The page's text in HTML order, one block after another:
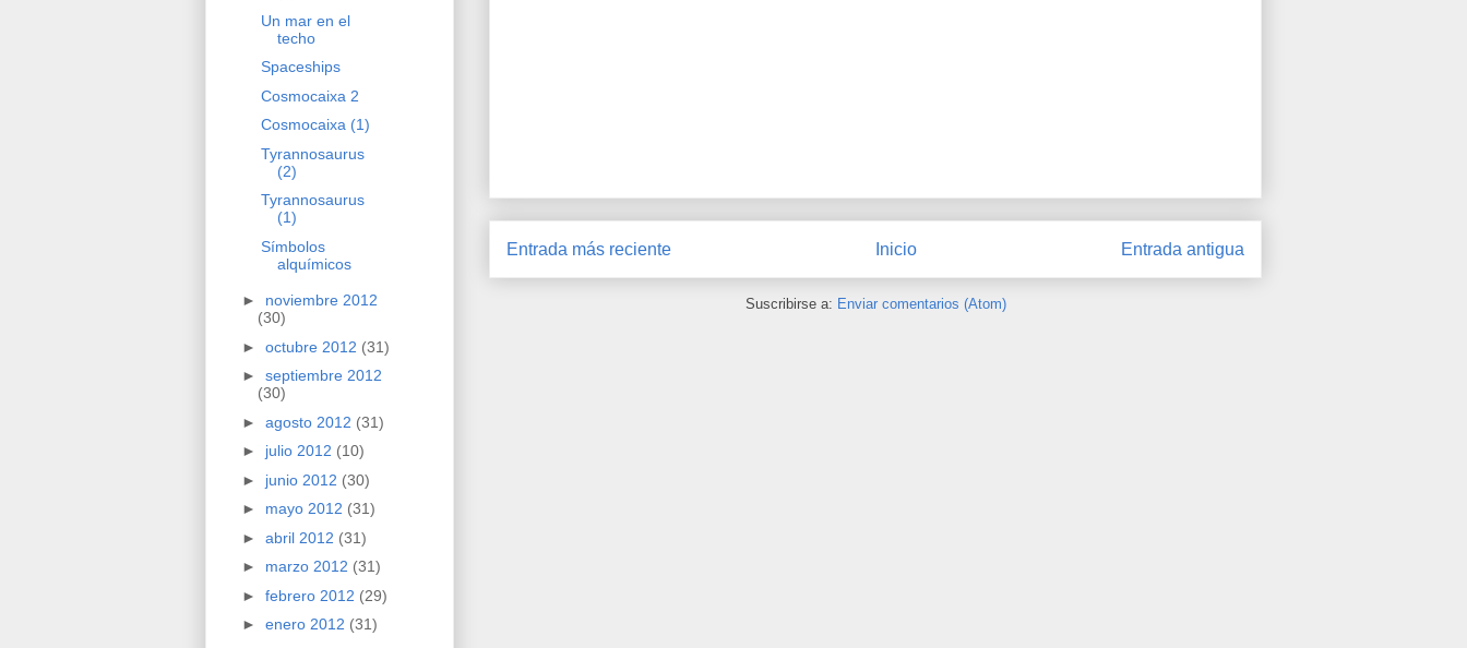
Entrada más reciente Entrada antigua
Inicio
Suscribirse a: Enviar comentarios (Atom)
Un mar en el
techo
Spaceships
Cosmocaixa 2
Cosmocaixa (1)
Tyrannosaurus
(2)
Tyrannosaurus
(1)
Símbolos
alquímicos
► noviembre 2012
(30)
► octubre 2012 (31)
► septiembre 2012
(30)
► agosto 2012 (31)
► julio 2012 (10)
► junio 2012 (30)
► mayo 2012 (31)
► abril 2012 (31)
► marzo 2012 (31)
► febrero 2012 (29)
► enero 2012 (31)